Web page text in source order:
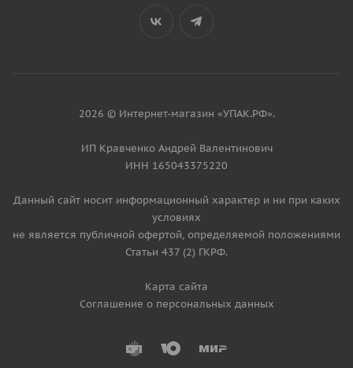
2026 © Интернет-магазин «УПАК.РФ».
ИП Кравченко Андрей Валентинович
ИНН 165043375220
Данный сайт носит информационный характер и ни при каких
условиях
не является публичной офертой, определяемой положениями
Статьи 437 (2) ГКРФ.
Карта сайта
Соглашение о персональных данных